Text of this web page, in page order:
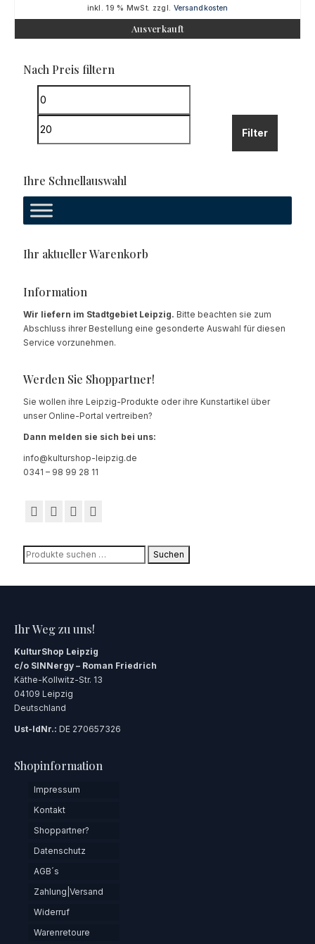
inkl. 19 % MwSt. zzgl. Versandkosten
Ausverkauft
Nach Preis filtern
Min.
Max.
Filter
Ihre Schnellauswahl
Ihr aktueller Warenkorb
Information
Wir liefern im Stadtgebiet Leipzig. Bitte beachten sie zum
Abschluss ihrer Bestellung eine gesonderte Auswahl für diesen
Service vorzunehmen.
Werden Sie Shoppartner!
Sie wollen ihre Leipzig-Produkte oder ihre Kunstartikel über
unser Online-Portal vertreiben?
Dann melden sie sich bei uns:
info@kulturshop-leipzig.de
0341 – 98 99 28 11
Suchen
nach:
Suchen
Ihr Weg zu uns!
KulturShop Leipzig
c/o SINNergy – Roman Friedrich
Käthe-Kollwitz-Str. 13
04109 Leipzig
Deutschland
Ust-IdNr.: DE 270657326
Shopinformation
Impressum
Kontakt
Shoppartner?
Datenschutz
AGB´s
Zahlung|Versand
Widerruf
Warenretoure